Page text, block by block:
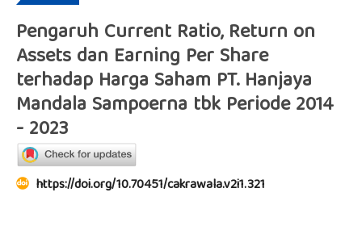
Pengaruh Current Ratio, Return on
Assets dan Earning Per Share
terhadap Harga Saham PT. Hanjaya
Mandala Sampoerna tbk Periode 2014
- 2023
https://doi.org/10.70451/cakrawala.v2i1.321